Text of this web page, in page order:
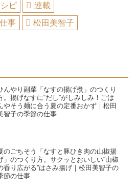
ピ
連載
事
松田美智子
んやり副菜「なすの揚げ煮」のつくり
。揚げなすに“だし”がしみしみ！ごは
やそう麺に合う夏の定番おかず｜松田
智子の季節の仕事
のごちそう「なすと豚ひき肉の山椒揚
」のつくり方。サクッとおいしい“山椒
香り広がる”はさみ揚げ｜松田美智子の
節の仕事